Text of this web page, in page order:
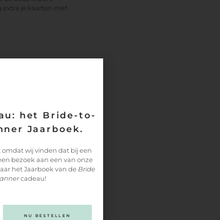
extra je kaarten met
het Bride-to-
Jaarboek.
wij vinden dat bij een
bezoek aan een van onze
het Jaarboek van de Bride
cadeau!
NU BESTELLEN